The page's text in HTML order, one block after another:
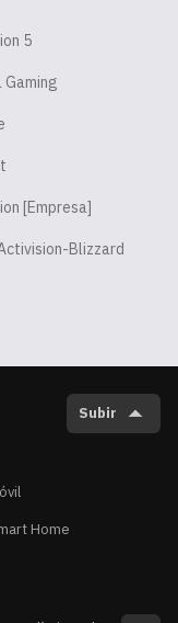
5
[Empresa]
Blizzard
Subir
Home